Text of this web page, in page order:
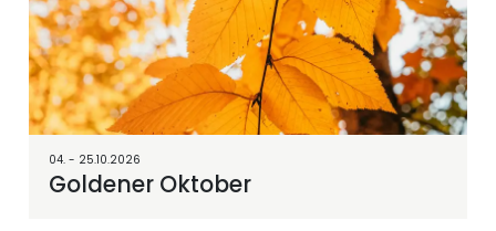
04. - 25.10.2026
Goldener Oktober